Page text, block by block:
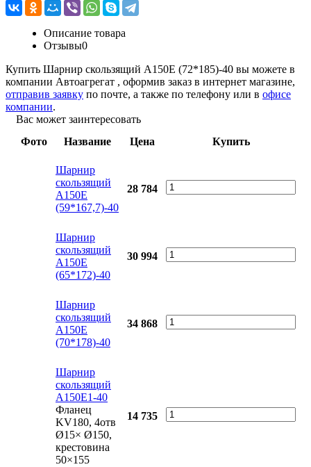
Описание товара
Отзывы0
Купить Шарнир скользящий А150Е (72*185)-40 вы можете в
компании Автоагрегат , оформив заказ в интернет магазине,
отправив заявку по почте, а также по телефону или в офисе
компании.
Вас может заинтересовать
Фото
Название Цена Купить
Шарнир
скользящий
А150Е
(59*167,7)-40
28 784
Шарнир
скользящий
А150Е
(65*172)-40
30 994
Шарнир
скользящий
А150Е
(70*178)-40
34 868
Шарнир
скользящий
А150Е1-40
Фланец
KV180, 4отв
Ø15× Ø150,
крестовина
50×155
14 735